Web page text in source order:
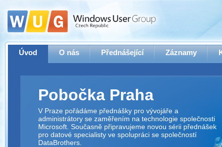
Úvod O nás Přednášející Záznamy
Pobočka Praha
V Praze pořádáme přednášky pro vývojáře a
administrátory se zaměřením na technologie společnosti
Microsoft. Současně připravujeme novou sérii přednášek
pro datové specialisty ve spolupráci se společností
DataBrothers.